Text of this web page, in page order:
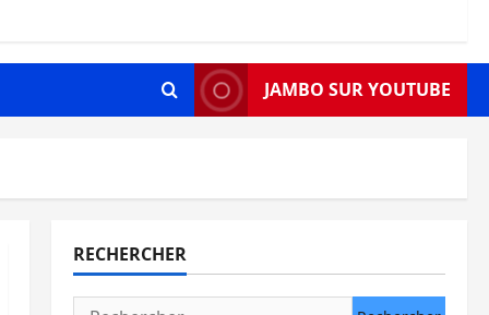
JAMBO SUR YOUTUBE
RECHERCHER
Rechercher :